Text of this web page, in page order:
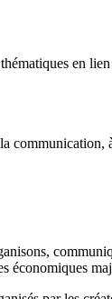
en
économiques